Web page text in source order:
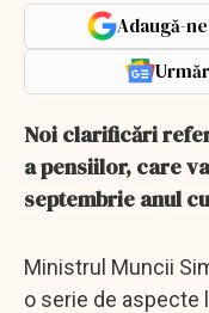
Adaugă-
Noi clarificări
a pensiilor, care
septembrie anul
Ministrul Muncii
o serie de aspecte